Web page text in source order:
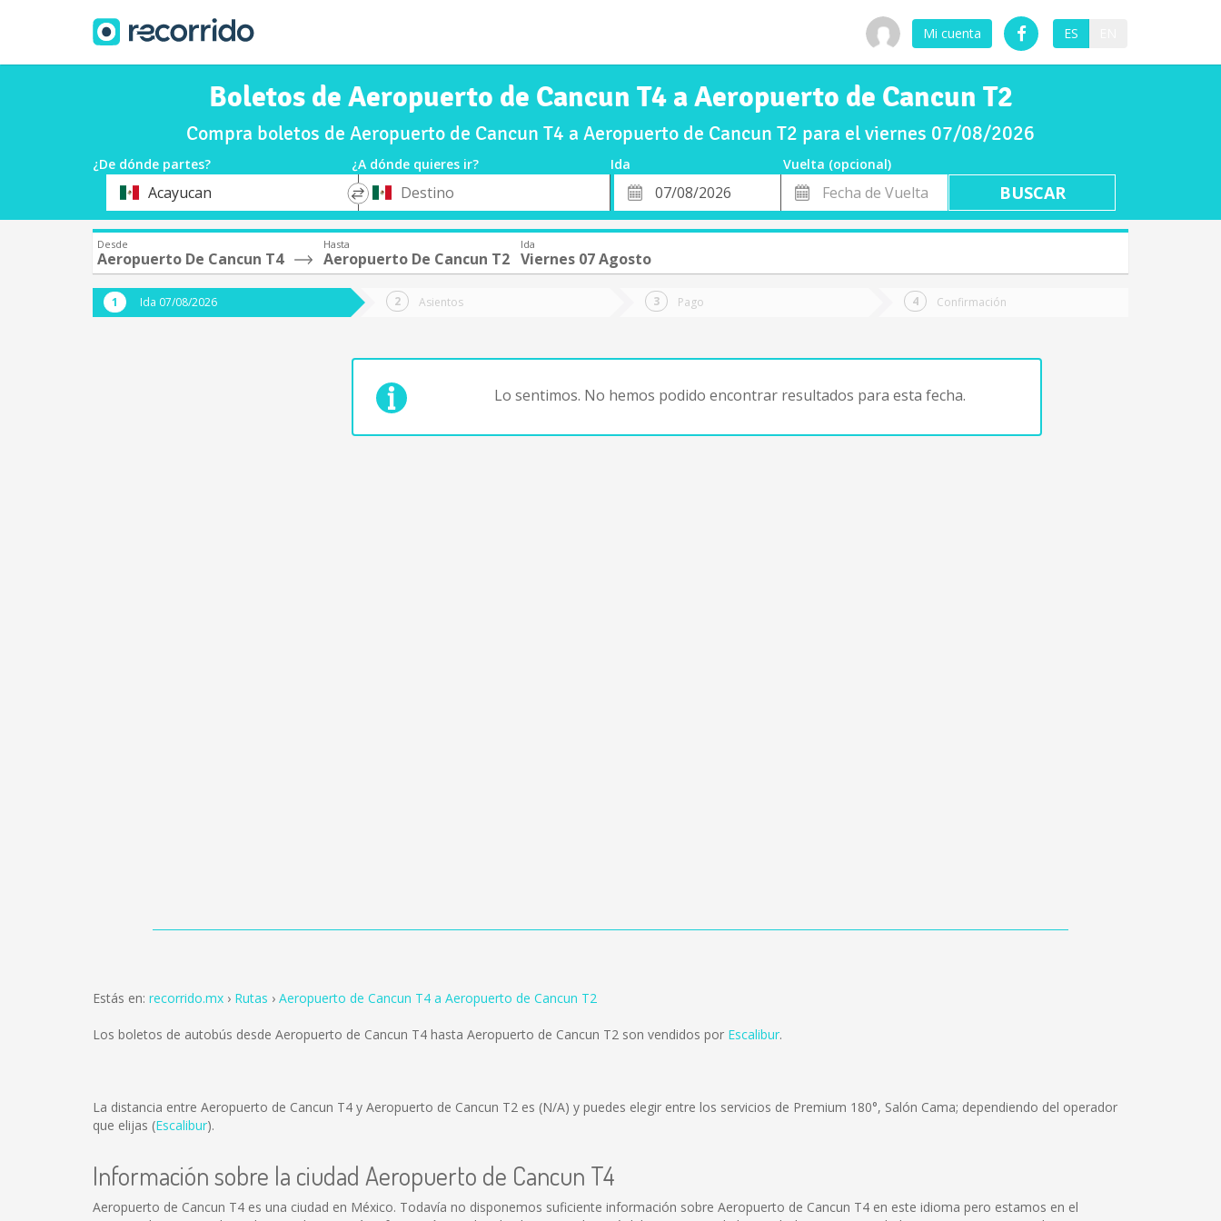
Mi cuenta ES
Boletos de Aeropuerto de Cancun T4 a Aeropuerto de Cancun T2
Compra boletos de Aeropuerto de Cancun T4 a Aeropuerto de Cancun T2 para el viernes 07/08/2026
¿De dónde partes? ¿A dónde quieres ir? Ida
Vuelta (opcional)
OrigenAcayucan
*
Destino
Fecha
de
Fecha
de
Vuelta
Desde
Aeropuerto De Cancun T4
Hasta
Aeropuerto De Cancun T2
Ida
Viernes 07 Agosto
Ida 07/08/2026 Asientos Pago Confirmación
Lo sentimos. No hemos podido encontrar resultados para esta fecha.
Estás en: recorrido.mx Rutas Aeropuerto de Cancun T4 a Aeropuerto de Cancun T2
Los boletos de autobús desde Aeropuerto de Cancun T4 hasta Aeropuerto de Cancun T2 son vendidos por Escalibur.
La distancia entre Aeropuerto de Cancun T4 y Aeropuerto de Cancun T2 es (N/A) y puedes elegir entre los servicios de Premium 180°, Salón Cama; dependiendo del operador
que elijas (Escalibur).
Información sobre la ciudad Aeropuerto de Cancun T4
Aeropuerto de Cancun T4 es una ciudad en México. Todavía no disponemos suficiente información sobre Aeropuerto de Cancun T4 en este idioma pero estamos en el